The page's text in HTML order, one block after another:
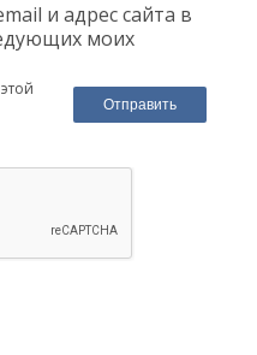
и адрес сайта в
моих